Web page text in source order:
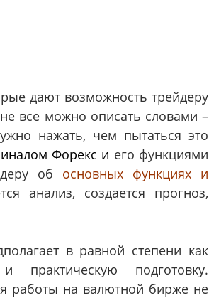
дают возможность трейдеру
все можно описать словами –
нажать, чем пытаться это
Форекс и его функциями
об основных функциях и
анализ, создается прогноз,
в равной степени как
практическую подготовку.
работы на валютной бирже не